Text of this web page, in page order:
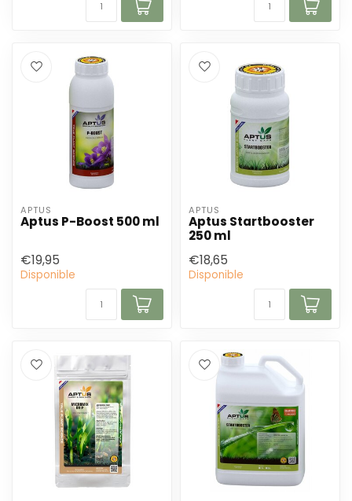
APTUS
Aptus P-Boost 500 ml
€19,95
Disponible
APTUS
Aptus Startbooster
250 ml
€18,65
Disponible